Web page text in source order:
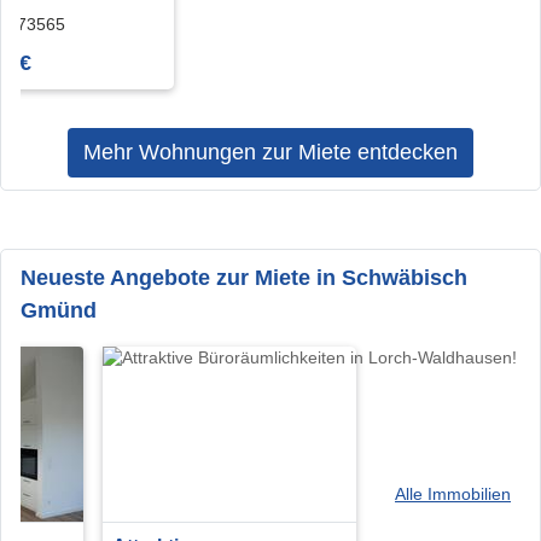
2-
mit 58
73565
€
Mehr Wohnungen zur Miete entdecken
Neueste Angebote zur Miete in Schwäbisch
Gmünd
Alle Immobilien